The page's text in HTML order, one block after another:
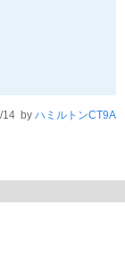
14 by ハミルトンCT9A